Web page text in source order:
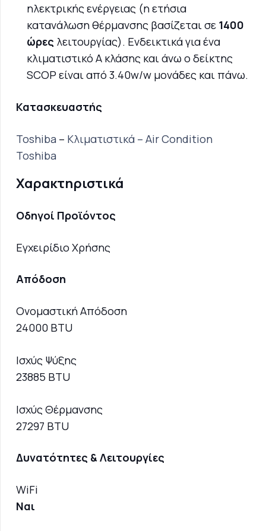
ηλεκτρικής ενέργειας (η ετήσια
κατανάλωση θέρμανσης βασίζεται σε 1400
ώρες λειτουργίας). Ενδεικτικά για ένα
κλιματιστικό Α κλάσης και άνω ο δείκτης
SCOP είναι από 3.40w/w μονάδες και πάνω.
Κατασκευαστής
Toshiba – Κλιματιστικά – Air Condition
Toshiba
Χαρακτηριστικά
Οδηγοί Προϊόντος
Εγχειρίδιο Χρήσης
Απόδοση
Ονομαστική Απόδοση
24000 BTU
Ισχύς Ψύξης
23885 BTU
Ισχύς Θέρμανσης
27297 BTU
Δυνατότητες & Λειτουργίες
WiFi
Ναι